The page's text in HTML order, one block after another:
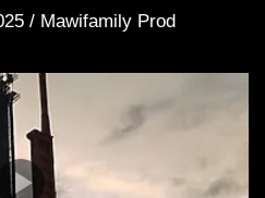
/ Mawifamily Prod